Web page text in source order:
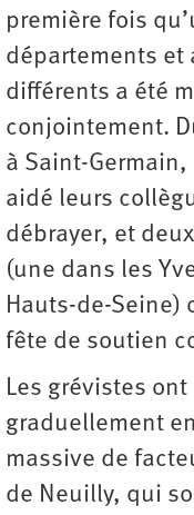
première fois
départements et
différents a été
conjointement.
à Saint-
aidé leurs
débrayer, et
(une dans les
Hauts-de-Seine)
fête de soutien
Les grévistes
graduellement
massive de
de Neuilly, qui